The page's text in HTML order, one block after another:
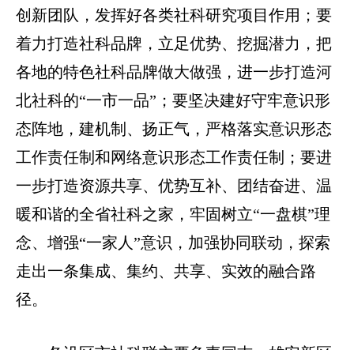
创新团队，发挥好各类社科研究项目作用；要
着力打造社科品牌，立足优势、挖掘潜力，把
各地的特色社科品牌做大做强，进一步打造河
北社科的“一市一品”；要坚决建好守牢意识形
态阵地，建机制、扬正气，严格落实意识形态
工作责任制和网络意识形态工作责任制；要进
一步打造资源共享、优势互补、团结奋进、温
暖和谐的全省社科之家，牢固树立“一盘棋”理
念、增强“一家人”意识，加强协同联动，探索
走出一条集成、集约、共享、实效的融合路
径。